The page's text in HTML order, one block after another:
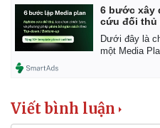
6 bước xây
cứu đối thủ
Dưới đây là
một Media
Viết bình luận